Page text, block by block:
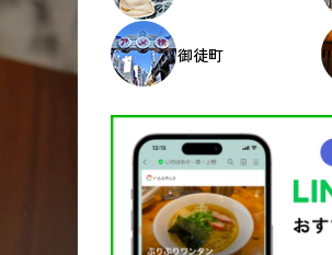
御徒町